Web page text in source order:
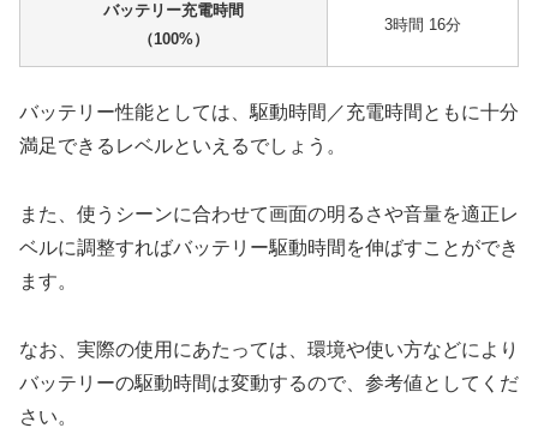
バッテリー充電時間
（100%）
3時間 16分
バッテリー性能としては、駆動時間／充電時間ともに十分
満足できるレベルといえるでしょう。
また、使うシーンに合わせて画面の明るさや音量を適正レ
ベルに調整すればバッテリー駆動時間を伸ばすことができ
ます。
なお、実際の使用にあたっては、環境や使い方などにより
バッテリーの駆動時間は変動するので、参考値としてくだ
さい。